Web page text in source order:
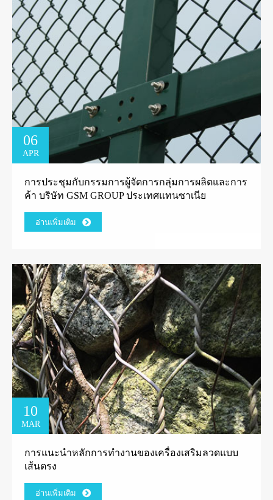
06
APR
การประชุมกับกรรมการผู้จัดการกลุ่มการผลิตและการ
ค้า บริษัท GSM GROUP ประเทศแทนซาเนีย
อ่านเพิ่มเติม
10
MAR
การแนะนำหลักการทำงานของเครื่องเสริมลวดแบบ
เส้นตรง
อ่านเพิ่มเติม